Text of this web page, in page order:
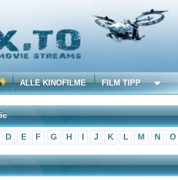
H I J K L M N O P Q R S T U
views on art versus commerce,
Atlanta rap scene; "Earnest
college drop-out and his
becomes a star.
A